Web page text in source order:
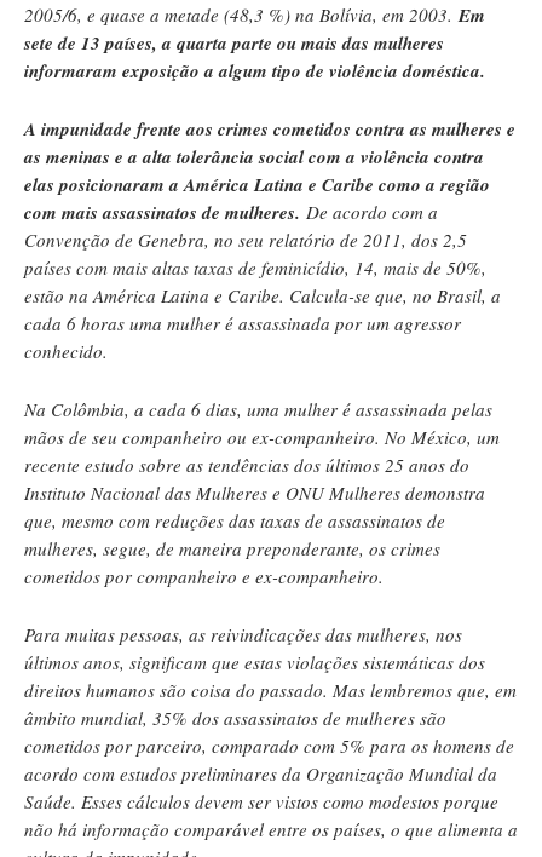
2005/6, e quase a metade (48,3 %) na Bolívia, em 2003. Em
sete de 13 países, a quarta parte ou mais das mulheres
informaram exposição a algum tipo de violência doméstica.
A impunidade frente aos crimes cometidos contra as mulheres e
as meninas e a alta tolerância social com a violência contra
elas posicionaram a América Latina e Caribe como a região
com mais assassinatos de mulheres. De acordo com a
Convenção de Genebra, no seu relatório de 2011, dos 2,5
países com mais altas taxas de feminicídio, 14, mais de 50%,
estão na América Latina e Caribe. Calcula-se que, no Brasil, a
cada 6 horas uma mulher é assassinada por um agressor
conhecido.
Na Colômbia, a cada 6 dias, uma mulher é assassinada pelas
mãos de seu companheiro ou ex-companheiro. No México, um
recente estudo sobre as tendências dos últimos 25 anos do
Instituto Nacional das Mulheres e ONU Mulheres demonstra
que, mesmo com reduções das taxas de assassinatos de
mulheres, segue, de maneira preponderante, os crimes
cometidos por companheiro e ex-companheiro.
Para muitas pessoas, as reivindicações das mulheres, nos
últimos anos, significam que estas violações sistemáticas dos
direitos humanos são coisa do passado. Mas lembremos que, em
âmbito mundial, 35% dos assassinatos de mulheres são
cometidos por parceiro, comparado com 5% para os homens de
acordo com estudos preliminares da Organização Mundial da
Saúde. Esses cálculos devem ser vistos como modestos porque
não há informação comparável entre os países, o que alimenta a